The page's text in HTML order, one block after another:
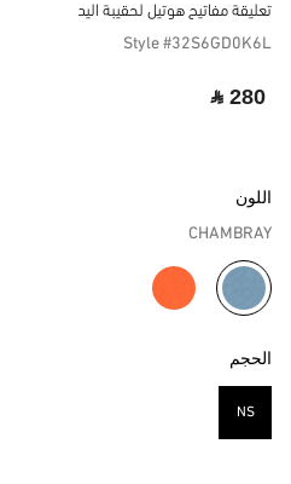
تعليقة مفاتيح هوتيل لحقيبة اليد
Style #32S6GD0K6L
‎ ⃁ 280 ‎
اللون
CHAMBRAY
مختار
الحجم
NS